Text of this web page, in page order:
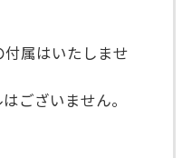
属はいたしませ
ございません。